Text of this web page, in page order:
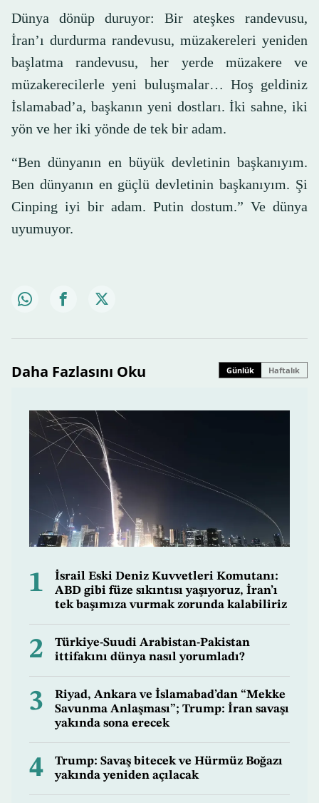
Dünya dönüp duruyor: Bir ateşkes randevusu,
İran’ı durdurma randevusu, müzakereleri yeniden
başlatma randevusu, her yerde müzakere ve
müzakerecilerle yeni buluşmalar… Hoş geldiniz
İslamabad’a, başkanın yeni dostları. İki sahne, iki
yön ve her iki yönde de tek bir adam.
“Ben dünyanın en büyük devletinin başkanıyım.
Ben dünyanın en güçlü devletinin başkanıyım. Şi
Cinping iyi bir adam. Putin dostum.” Ve dünya
uyumuyor.
Daha Fazlasını Oku Günlük Haftalık
1
İsrail Eski Deniz Kuvvetleri Komutanı:
ABD gibi füze sıkıntısı yaşıyoruz, İran’ı
tek başımıza vurmak zorunda kalabiliriz
2
Türkiye-Suudi Arabistan-Pakistan
ittifakını dünya nasıl yorumladı?
3
Riyad, Ankara ve İslamabad’dan “Mekke
Savunma Anlaşması”; Trump: İran savaşı
yakında sona erecek
4
Trump: Savaş bitecek ve Hürmüz Boğazı
yakında yeniden açılacak